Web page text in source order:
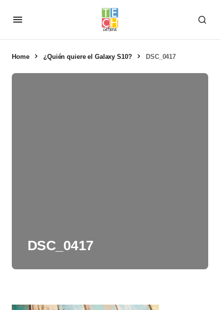
Home ¿Quién quiere el Galaxy S10? DSC_0417
DSC_0417